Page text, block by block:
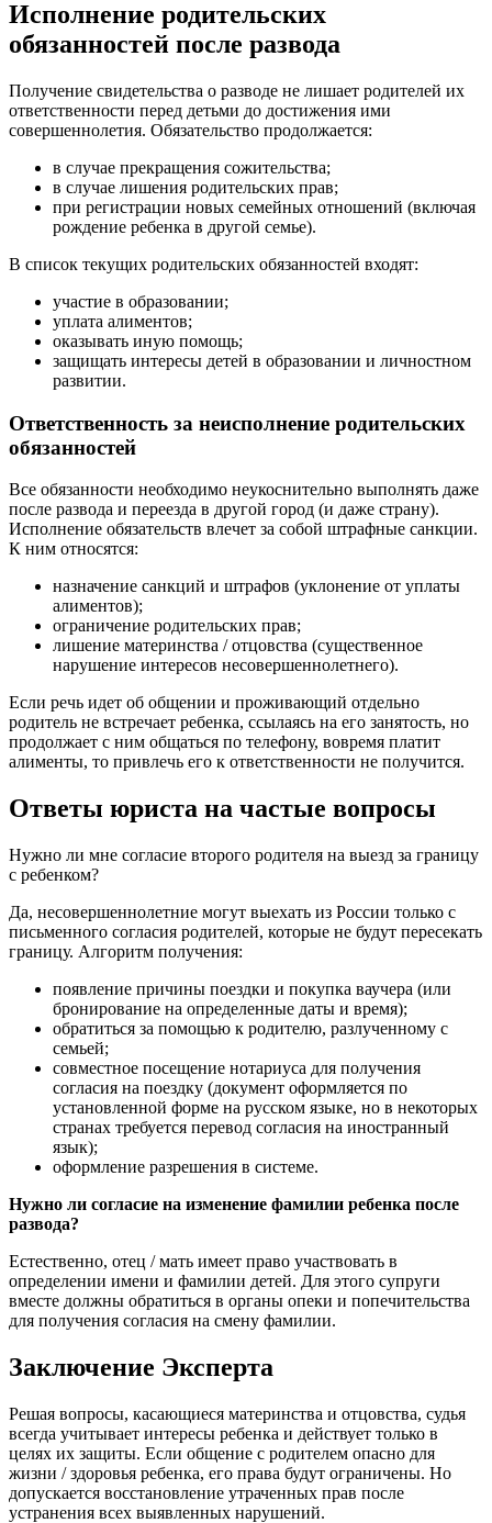
Исполнение родительских
обязанностей после развода
Получение свидетельства о разводе не лишает родителей их
ответственности перед детьми до достижения ими
совершеннолетия. Обязательство продолжается:
в случае прекращения сожительства;
в случае лишения родительских прав;
при регистрации новых семейных отношений (включая
рождение ребенка в другой семье).
В список текущих родительских обязанностей входят:
участие в образовании;
уплата алиментов;
оказывать иную помощь;
защищать интересы детей в образовании и личностном
развитии.
Ответственность за неисполнение родительских
обязанностей
Все обязанности необходимо неукоснительно выполнять даже
после развода и переезда в другой город (и даже страну).
Исполнение обязательств влечет за собой штрафные санкции.
К ним относятся:
назначение санкций и штрафов (уклонение от уплаты
алиментов);
ограничение родительских прав;
лишение материнства / отцовства (существенное
нарушение интересов несовершеннолетнего).
Если речь идет об общении и проживающий отдельно
родитель не встречает ребенка, ссылаясь на его занятость, но
продолжает с ним общаться по телефону, вовремя платит
алименты, то привлечь его к ответственности не получится.
Ответы юриста на частые вопросы
Нужно ли мне согласие второго родителя на выезд за границу
с ребенком?
Да, несовершеннолетние могут выехать из России только с
письменного согласия родителей, которые не будут пересекать
границу. Алгоритм получения:
появление причины поездки и покупка ваучера (или
бронирование на определенные даты и время);
обратиться за помощью к родителю, разлученному с
семьей;
совместное посещение нотариуса для получения
согласия на поездку (документ оформляется по
установленной форме на русском языке, но в некоторых
странах требуется перевод согласия на иностранный
язык);
оформление разрешения в системе.
Нужно ли согласие на изменение фамилии ребенка после
развода?
Естественно, отец / мать имеет право участвовать в
определении имени и фамилии детей. Для этого супруги
вместе должны обратиться в органы опеки и попечительства
для получения согласия на смену фамилии.
Заключение Эксперта
Решая вопросы, касающиеся материнства и отцовства, судья
всегда учитывает интересы ребенка и действует только в
целях их защиты. Если общение с родителем опасно для
жизни / здоровья ребенка, его права будут ограничены. Но
допускается восстановление утраченных прав после
устранения всех выявленных нарушений.